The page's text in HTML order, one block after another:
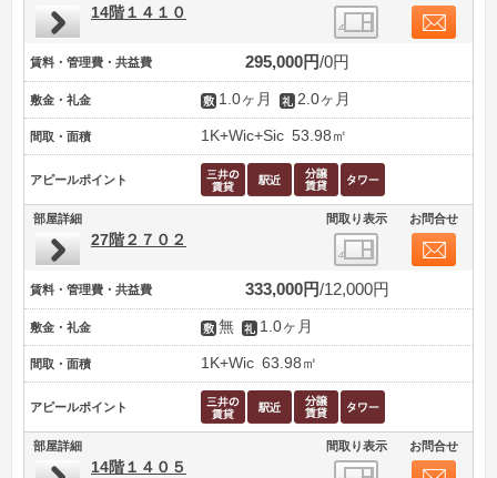
14階１４１０
賃料・管理費・共益費 295,000円 0円
敷金・礼金 1.0ヶ月 2.0ヶ月
間取・面積 1K+Wic+Sic 53.98㎡
アピールポイント
部屋詳細 間取り表示 お問合せ
27階２７０２
賃料・管理費・共益費 333,000円 12,000円
敷金・礼金 無 1.0ヶ月
間取・面積 1K+Wic 63.98㎡
アピールポイント
部屋詳細 間取り表示 お問合せ
14階１４０５